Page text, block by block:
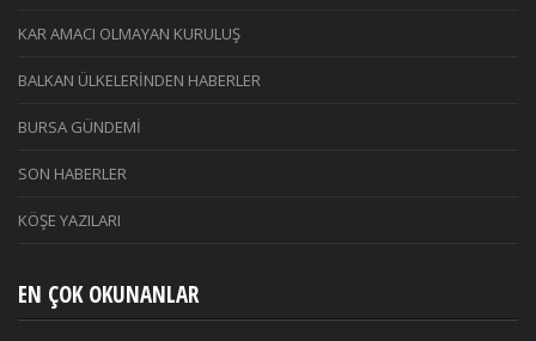
KAR AMACI OLMAYAN KURULUŞ
BALKAN ÜLKELERİNDEN HABERLER
BURSA GÜNDEMİ
SON HABERLER
KÖŞE YAZILARI
EN ÇOK OKUNANLAR